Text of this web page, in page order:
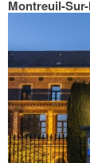
Montreuil-